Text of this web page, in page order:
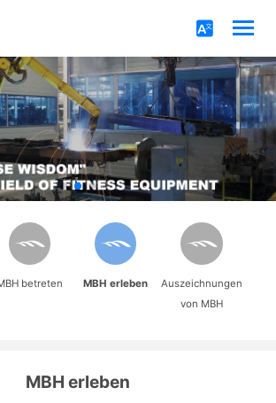
betreten MBH erleben
Auszeichnungen
von MBH
MBH erleben